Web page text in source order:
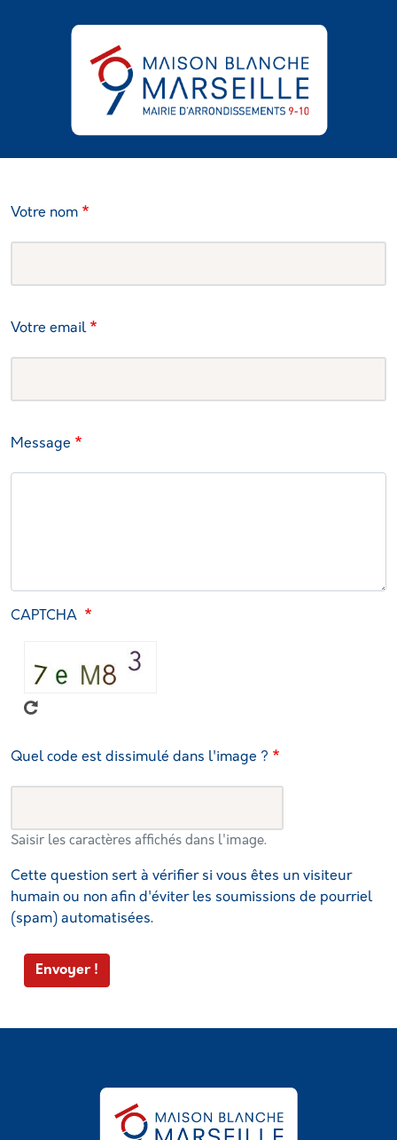
Votre nom
Votre email
Message
CAPTCHA
Quel code est dissimulé dans l'image ?
Saisir les caractères affichés dans l'image.
Cette question sert à vérifier si vous êtes un visiteur
humain ou non afin d'éviter les soumissions de pourriel
(spam) automatisées.
Envoyer !